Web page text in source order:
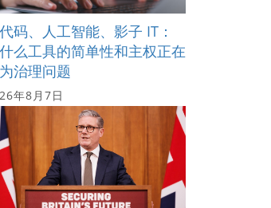
码、人工智能、影子 IT：
么工具的简单性和主权正在
治理问题
年8月7日